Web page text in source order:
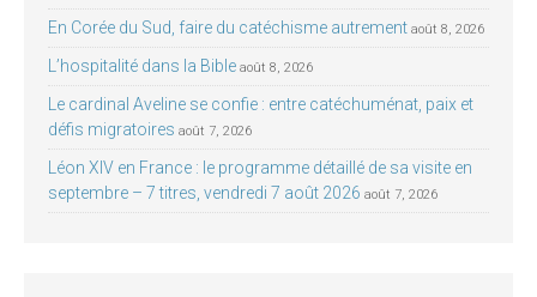
En Corée du Sud, faire du catéchisme autrement août 8, 2026
L’hospitalité dans la Bible août 8, 2026
Le cardinal Aveline se confie : entre catéchuménat, paix et
défis migratoires août 7, 2026
Léon XIV en France : le programme détaillé de sa visite en
septembre – 7 titres, vendredi 7 août 2026 août 7, 2026